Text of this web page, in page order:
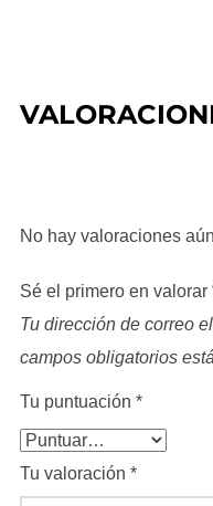
No hay valoraciones
Sé el primero en valorar
Tu dirección de correo
campos obligatorios
Tu puntuación *
Tu valoración *